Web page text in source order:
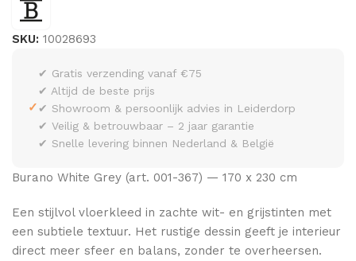
SKU: 10028693
✓
✔ Gratis verzending vanaf €75
✔ Altijd de beste prijs
✔ Showroom & persoonlijk advies in Leiderdorp
✔ Veilig & betrouwbaar – 2 jaar garantie
✔ Snelle levering binnen Nederland & België
Burano White Grey (art. 001-367) — 170 x 230 cm
Een stijlvol vloerkleed in zachte wit- en grijstinten met
een subtiele textuur. Het rustige dessin geeft je interieur
direct meer sfeer en balans, zonder te overheersen.